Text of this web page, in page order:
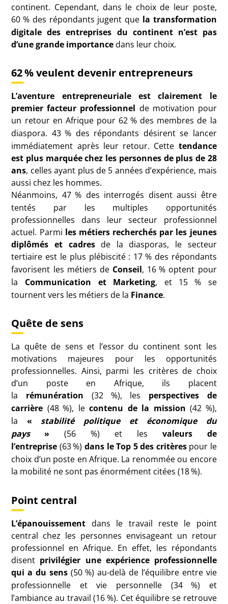
continent. Cependant, dans le choix de leur poste,
60 % des répondants jugent que la transformation
digitale des entreprises du continent n’est pas
d’une grande importance dans leur choix.
62% veulent devenir entrepreneurs
L’aventure entrepreneuriale est clairement le
premier facteur professionnel de motivation pour
un retour en Afrique pour 62 % des membres de la
diaspora. 43 % des répondants désirent se lancer
immédiatement après leur retour. Cette tendance
est plus marquée chez les personnes de plus de 28
ans, celles ayant plus de 5 années d’expérience, mais
aussi chez les hommes.
Néanmoins, 47 % des interrogés disent aussi être
tentés par les multiples opportunités
professionnelles dans leur secteur professionnel
actuel. Parmi les métiers recherchés par les jeunes
diplômés et cadres de la diasporas, le secteur
tertiaire est le plus plébiscité : 17 % des répondants
favorisent les métiers de Conseil, 16 % optent pour
la
Communication et Marketing, et 15 % se
tournent vers les métiers de la Finance.
Quête de sens
La quête de sens et l’essor du continent sont les
motivations majeures pour les opportunités
professionnelles. Ainsi, parmi les critères de choix
d’un poste en Afrique, ils placent
la
rémunération (32 %), les
perspectives de
carrière (48 %), le contenu de la mission (42 %),
la
«
stabilité politique et économique du
pays
» (56 %) et les
valeurs de
l’entreprise (63%) dans le Top 5 des critères pour le
choix d’un poste en Afrique. La renommée ou encore
la mobilité ne sont pas énormément citées (18%).
Point central
L’épanouissement dans le travail reste le point
central chez les personnes envisageant un retour
professionnel en Afrique. En effet, les répondants
disent privilégier une expérience professionnelle
qui a du sens (50 %) au-delà de l’équilibre entre vie
professionnelle et vie personnelle (34
%) et
l’ambiance au travail (16%). Cet équilibre se retrouve